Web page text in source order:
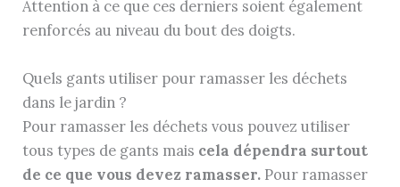
Attention à ce que ces derniers soient également
renforcés au niveau du bout des doigts.
Quels gants utiliser pour ramasser les déchets
dans le jardin ?
Pour ramasser les déchets vous pouvez utiliser
tous types de gants mais cela dépendra surtout
de ce que vous devez ramasser. Pour ramasser